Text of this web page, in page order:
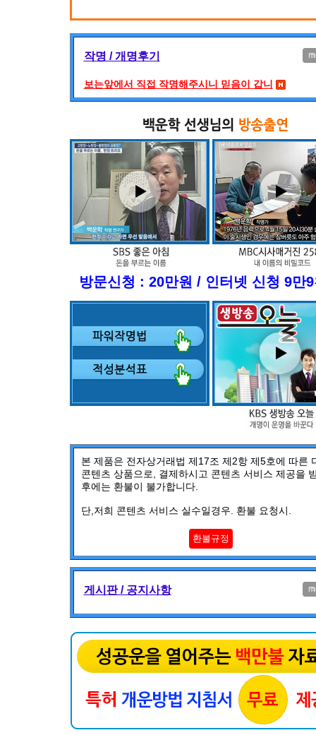
작명 / 개명후기
보는앞에서 직접 작명해주시니 믿음이 갑니
방문신청 : 20만원 / 인터넷 신청 9만
본 제품은 전자상거래법 제17조 제2항 제5호에 따른
콘텐츠 상품으로, 결제하시고 콘텐츠 서비스 제공을
후에는 환불이 불가합니다.
단,저희 콘텐츠 서비스 실수일경우. 환불 요청시.
환불규정
게시판 / 공지사항